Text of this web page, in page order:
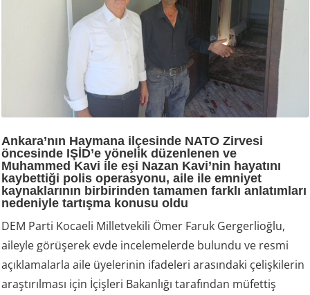
Ankara’nın Haymana ilçesinde NATO Zirvesi
öncesinde IŞİD’e yönelik düzenlenen ve
Muhammed Kavi ile eşi Nazan Kavi’nin hayatını
kaybettiği polis operasyonu, aile ile emniyet
kaynaklarının birbirinden tamamen farklı anlatımları
nedeniyle tartışma konusu oldu
DEM Parti Kocaeli Milletvekili Ömer Faruk Gergerlioğlu,
aileyle görüşerek evde incelemelerde bulundu ve resmi
açıklamalarla aile üyelerinin ifadeleri arasındaki çelişkilerin
araştırılması için İçişleri Bakanlığı tarafından müfettiş